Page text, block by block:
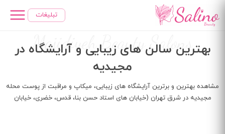
به
محتوای
تبلیغات
Majidiyeh Beauty Salons
بهترین سالن های زیبایی و آرایشگاه در
مجیدیه
مشاهده بهترین و برترین آرایشگاه های زیبایی، میکاپ و مراقبت از پوست محله
مجیدیه در شرق تهران (خیابان های استاد حسن بنا، قدس، خضری، خیابان